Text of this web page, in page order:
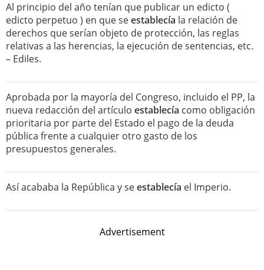
Al principio del año tenían que publicar un edicto (
edicto perpetuo ) en que seestablecía la relación de
derechos que serían objeto de protección, las reglas
relativas a las herencias, la ejecución de sentencias, etc.
– Ediles.
Aprobada por la mayoría del Congreso, incluido el PP, la
nueva redacción del artículo establecía como obligación
prioritaria por parte del Estado el pago de la deuda
pública frente a cualquier otro gasto de los
presupuestos generales.
Así acababa la República y seestablecía el Imperio.
Advertisement